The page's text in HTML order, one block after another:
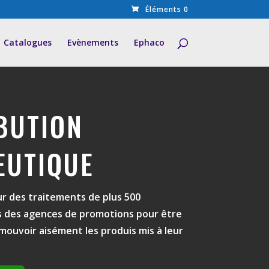
Éléments 0
Catalogues Evènements Ephaco
des traitements de plus 500
des agences de promotions pour être
aisément les produis mis à leur